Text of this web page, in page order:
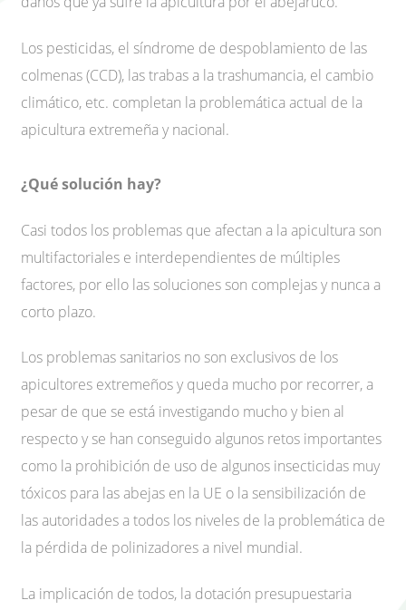
Los pesticidas, el síndrome de despoblamiento de las
colmenas (CCD), las trabas a la trashumancia, el cambio
climático, etc. completan la problemática actual de la
apicultura extremeña y nacional.
¿Qué solución hay?
Casi todos los problemas que afectan a la apicultura son
multifactoriales e interdependientes de múltiples
factores, por ello las soluciones son complejas y nunca a
corto plazo.
Los problemas sanitarios no son exclusivos de los
apicultores extremeños y queda mucho por recorrer, a
pesar de que se está investigando mucho y bien al
respecto y se han conseguido algunos retos importantes
como la prohibición de uso de algunos insecticidas muy
tóxicos para las abejas en la UE o la sensibilización de
las autoridades a todos los niveles de la problemática de
la pérdida de polinizadores a nivel mundial.
La implicación de todos, la dotación presupuestaria